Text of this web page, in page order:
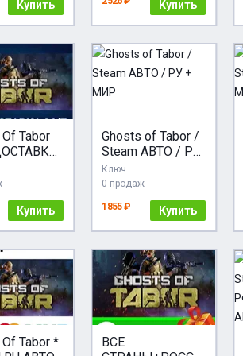
Купить Купить
Tabor
Купить
Ghosts of Tabor /
Steam АВТО / РУ
+ МИР
Ключ
0 продаж
1855 ₽ Купить
Tabor *
ВСЕ